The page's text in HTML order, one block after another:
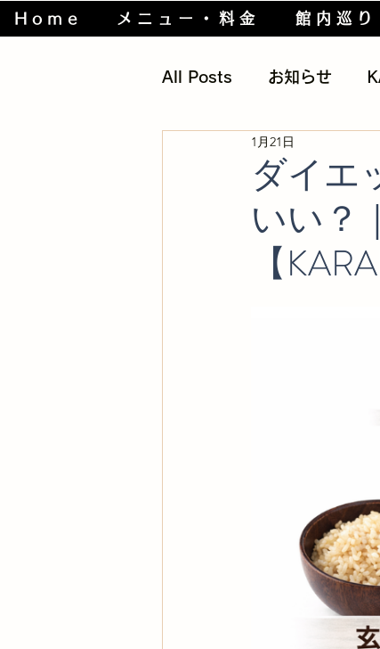
Home メニュー・料金 館内巡り
All Posts お知らせ
筋トレグッズ
身体の仕組み
ダイエ
いい？
【
1月21日